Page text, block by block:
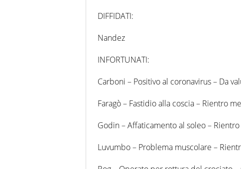
DIFFIDATI:
Nandez
INFORTUNATI:
Carboni – Positivo al coronavirus – Da
Faragò – Fastidio alla coscia – Rientro
Godin – Affaticamento al soleo –
Luvumbo – Problema muscolare –